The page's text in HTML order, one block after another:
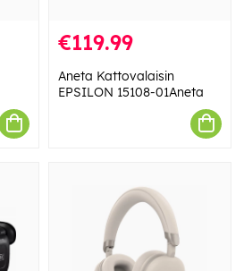
€119.99
Aneta Kattovalaisin
EPSILON 15108-01Aneta